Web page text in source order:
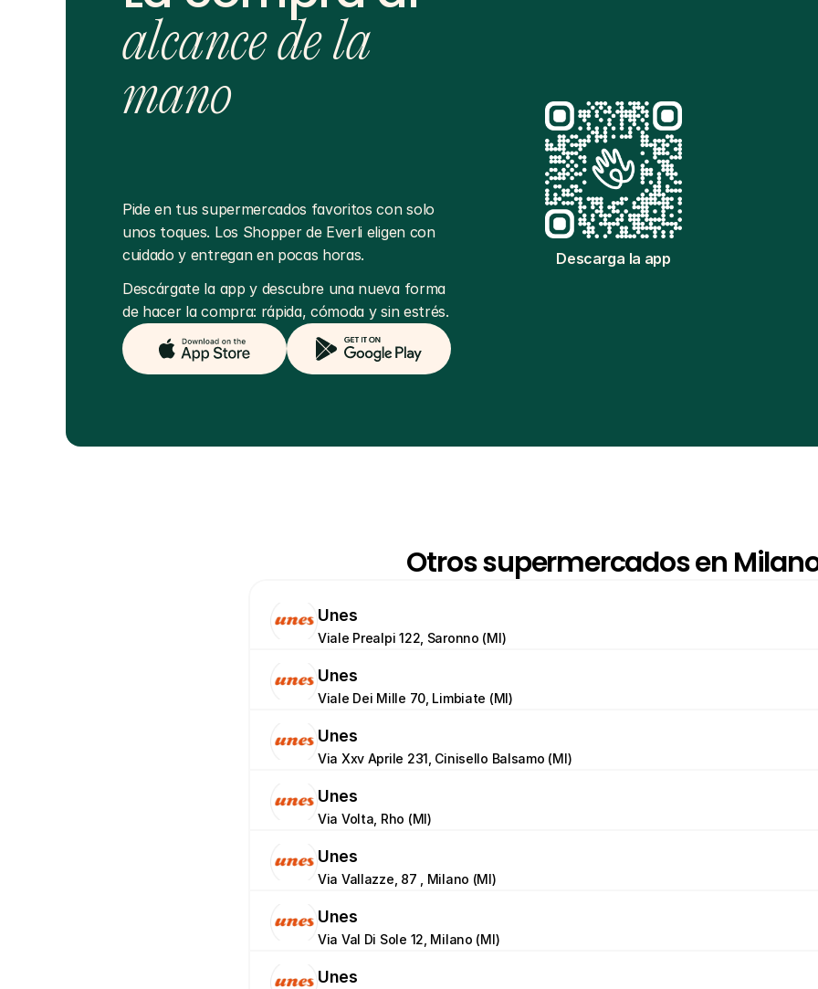
Descarga la app
alcance de la
mano
Pide en tus supermercados favoritos con solo
unos toques. Los Shopper de Everli eligen con
cuidado y entregan en pocas horas.
Descárgate la app y descubre una nueva forma
de hacer la compra: rápida, cómoda y sin estrés.
Otros supermercados en
Unes
Viale Prealpi 122, Saronno (MI)
Unes
Viale Dei Mille 70, Limbiate (MI)
Unes
Via Xxv Aprile 231, Cinisello Balsamo (MI)
Unes
Via Volta, Rho (MI)
Unes
Via Vallazze, 87 , Milano (MI)
Unes
Via Val Di Sole 12, Milano (MI)
Unes